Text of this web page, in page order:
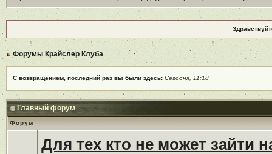
Форумы Крайслер Клуба
С возвращением, последний раз вы были здесь: Сегодня, 11:18
Главный форум
Форум
Для тех кто не может зайти